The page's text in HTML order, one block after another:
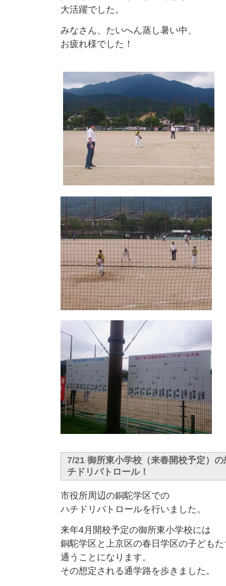
大活躍でした。
みなさん、たいへん蒸し暑い中、
お疲れ様でした！
7/21 御所東小学校（来春開校予定）
チドリパトロール！
市役所周辺の銅駝学区での
ハチドリパトロールを行いました。
来年4月開校予定の御所東小学校には
銅駝学区と上京区の春日学区の子どもた
通うことになります。
その想定される通学路を歩きました。